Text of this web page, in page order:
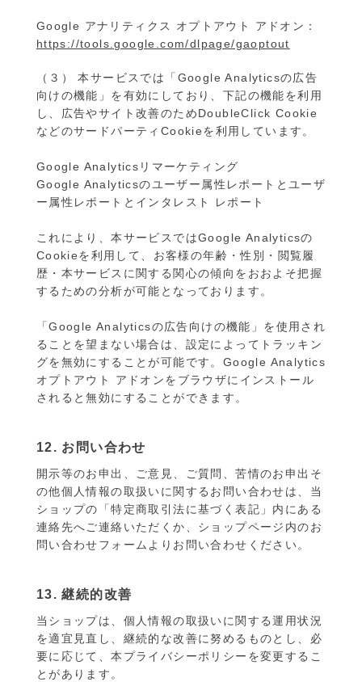
Google アナリティクス オプトアウト アドオン：
https://tools.google.com/dlpage/gaoptout
（３） 本サービスでは「Google Analyticsの広告
向けの機能」を有効にしており、下記の機能を利用
し、広告やサイト改善のためDoubleClick Cookie
などのサードパーティCookieを利用しています。
Google Analyticsリマーケティング
Google Analyticsのユーザー属性レポートとユーザ
ー属性レポートとインタレスト レポート
これにより、本サービスではGoogle Analyticsの
Cookieを利用して、お客様の年齢・性別・閲覧履
歴・本サービスに関する関心の傾向をおおよそ把握
するための分析が可能となっております。
「Google Analyticsの広告向けの機能」を使用され
ることを望まない場合は、設定によってトラッキン
グを無効にすることが可能です。Google Analytics
オプトアウト アドオンをブラウザにインストール
されると無効にすることができます。
12. お問い合わせ
開示等のお申出、ご意見、ご質問、苦情のお申出そ
の他個人情報の取扱いに関するお問い合わせは、当
ショップの「特定商取引法に基づく表記」内にある
連絡先へご連絡いただくか、ショップページ内のお
問い合わせフォームよりお問い合わせください。
13. 継続的改善
当ショップは、個人情報の取扱いに関する運用状況
を適宜見直し、継続的な改善に努めるものとし、必
要に応じて、本プライバシーポリシーを変更するこ
とがあります。